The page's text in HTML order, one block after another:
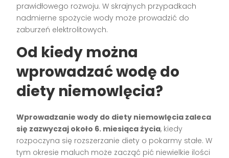
prawidłowego rozwoju. W skrajnych przypadkach
nadmierne spożycie wody może prowadzić do
zaburzeń elektrolitowych.
Od kiedy można
wprowadzać wodę do
diety niemowlęcia?
Wprowadzanie wody do diety niemowlęcia zaleca
się zazwyczaj około 6. miesiąca życia, kiedy
rozpoczyna się rozszerzanie diety o pokarmy stałe. W
tym okresie maluch może zacząć pić niewielkie ilości